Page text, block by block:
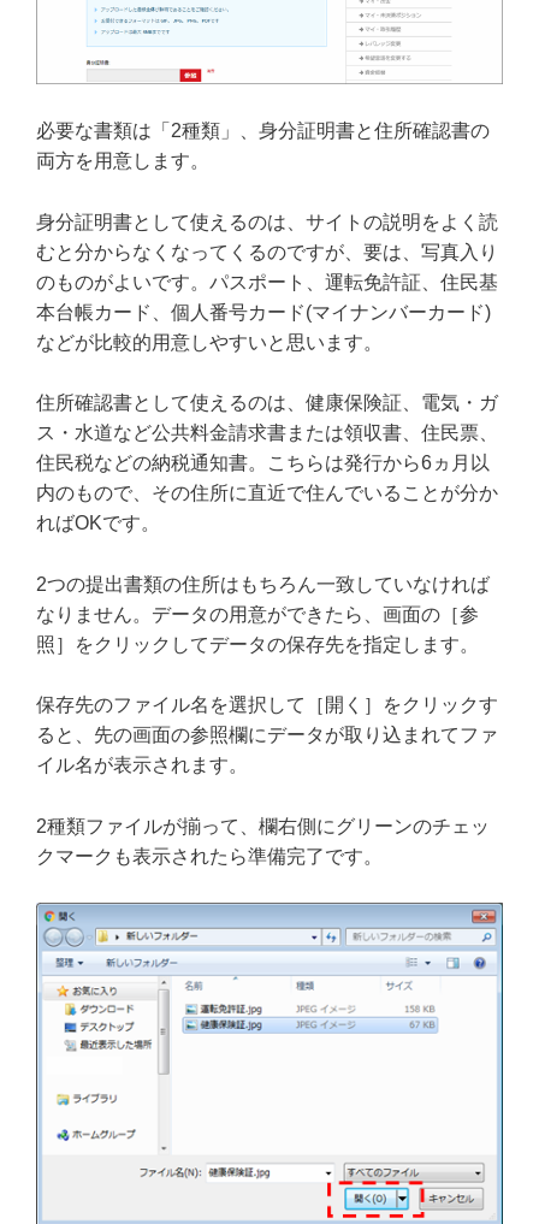
必要な書類は「2種類」、身分証明書と住所確認書の
両方を用意します。
身分証明書として使えるのは、サイトの説明をよく読
むと分からなくなってくるのですが、要は、写真入り
のものがよいです。パスポート、運転免許証、住民基
本台帳カード、個人番号カード(マイナンバーカード)
などが比較的用意しやすいと思います。
住所確認書として使えるのは、健康保険証、電気・ガ
ス・水道など公共料金請求書または領収書、住民票、
住民税などの納税通知書。こちらは発行から6ヵ月以
内のもので、その住所に直近で住んでいることが分か
ればOKです。
2つの提出書類の住所はもちろん一致していなければ
なりません。データの用意ができたら、画面の［参
照］をクリックしてデータの保存先を指定します。
保存先のファイル名を選択して［開く］をクリックす
ると、先の画面の参照欄にデータが取り込まれてファ
イル名が表示されます。
2種類ファイルが揃って、欄右側にグリーンのチェッ
クマークも表示されたら準備完了です。